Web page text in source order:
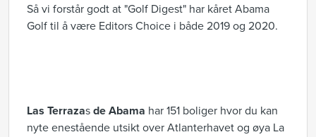
Så vi forstår godt at "Golf Digest" har kåret Abama
Golf til å være Editors Choice i både 2019 og 2020.
Las Terrazas de Abama har 151 boliger hvor du kan
nyte enestående utsikt over Atlanterhavet og øya La